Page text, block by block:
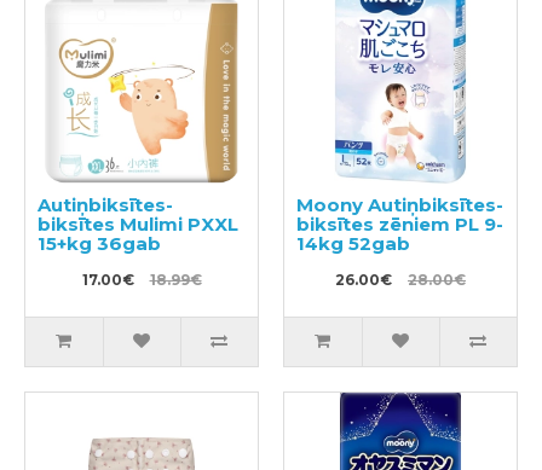
Autiņbiksītes-
biksītes Mulimi PXXL
15+kg 36gab
17.00€ 18.99€
Moony Autiņbiksītes-
biksītes zēniem PL 9-
14kg 52gab
26.00€ 28.00€